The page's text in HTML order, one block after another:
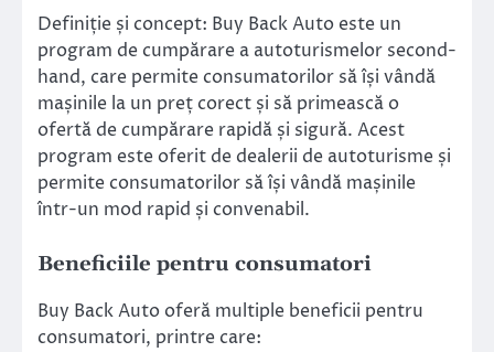
Definiție și concept: Buy Back Auto este un
program de cumpărare a autoturismelor second-
hand, care permite consumatorilor să își vândă
mașinile la un preț corect și să primească o
ofertă de cumpărare rapidă și sigură. Acest
program este oferit de dealerii de autoturisme și
permite consumatorilor să își vândă mașinile
într-un mod rapid și convenabil.
Beneficiile pentru consumatori
Buy Back Auto oferă multiple beneficii pentru
consumatori, printre care: